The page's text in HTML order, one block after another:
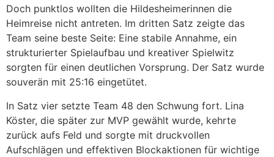
Doch punktlos wollten die Hildesheimerinnen die
Heimreise nicht antreten. Im dritten Satz zeigte das
Team seine beste Seite: Eine stabile Annahme, ein
strukturierter Spielaufbau und kreativer Spielwitz
sorgten für einen deutlichen Vorsprung. Der Satz wurde
souverän mit 25:16 eingetütet.
In Satz vier setzte Team 48 den Schwung fort. Lina
Köster, die später zur MVP gewählt wurde, kehrte
zurück aufs Feld und sorgte mit druckvollen
Aufschlägen und effektiven Blockaktionen für wichtige